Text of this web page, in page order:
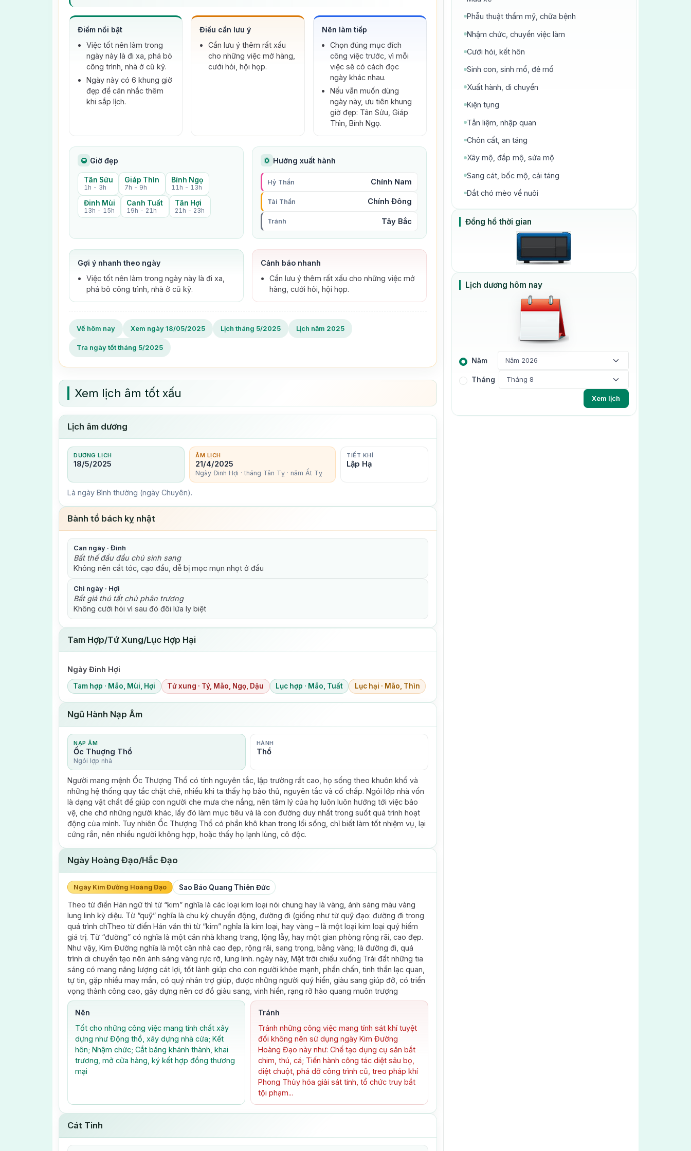
Québec và TP đông dân thứ nhì của
Canada, được thành lập.
Ấn Độ trở thành quốc gia thứ sáu
thành công trong việc thử nghiệm vũ khí
hạt nhân bằng cách cho nổ bom nguyên
Diễn ra cuộc tổng nổi dậy chống lại
quân luật trên toàn quốc đối với Tổng
thống Hàn Quốc Jeon Du-hwan bắt đầu
bằng cuộc biểu tình của sinh viên ở
Gwangju kêu gọi cải cách dân chủ, nhưng
sau cùng bị quân đội Hàn Quốc dẹp tan
khoảng chín ngày sau đó.
Điểm nổi bật
Việc tốt nên làm trong
ngày này là đi xa, phá bỏ
công trình, nhà ở cũ kỹ.
Ngày này có 6 khung giờ
đẹp để cân nhắc thêm
khi sắp lịch.
Điều cần lưu ý
Cần lưu ý thêm rất xấu
cho những việc mở hàng,
cưới hỏi, hội họp.
Nên làm tiếp
Chọn đúng mục đích
công việc trước, vì mỗi
việc sẽ có cách đọc
ngày khác nhau.
Nếu vẫn muốn dùng
ngày này, ưu tiên khung
giờ đẹp: Tân Sửu, Giáp
Thìn, Bính Ngọ.
Giờ đẹp
Tân Sửu
1h - 3h
Giáp Thìn
7h - 9h
Bính Ngọ
11h - 13h
Đinh Mùi
13h - 15h
Canh Tuất
19h - 21h
Tân Hợi
21h - 23h
Hướng xuất hành
Hỷ Thần Chính Nam
Tài Thần Chính Đông
Tránh Tây Bắc
Gợi ý nhanh theo ngày
Việc tốt nên làm trong ngày này là đi xa,
phá bỏ công trình, nhà ở cũ kỹ.
Cảnh báo nhanh
Cần lưu ý thêm rất xấu cho những việc mở
hàng, cưới hỏi, hội họp.
Về hôm nay Xem ngày 18/05/2025 Lịch tháng 5/2025 Lịch năm 2025
Tra ngày tốt tháng 5/2025
Xem lịch âm tốt xấu
Lịch âm dương
DƯƠNG LỊCH
18/5/2025
ÂM LỊCH
21/4/2025
Ngày Đinh Hợi · tháng Tân Tỵ · năm Ất Tỵ
TIẾT KHÍ
Lập Hạ
Là ngày Bình thường (ngày Chuyên).
Bành tổ bách kỵ nhật
Can ngày · Đinh
Bất thế đầu đầu chủ sinh sang
Không nên cắt tóc, cạo đầu, dễ bị mọc mụn nhọt ở đầu
Chi ngày · Hợi
Bất giá thú tất chủ phân trương
Không cưới hỏi vì sau đó đôi lứa ly biệt
Tam Hợp/Tứ Xung/Lục Hợp Hại
Ngày Đinh Hợi
Tam hợp · Mão, Mùi, Hợi Tứ xung · Tý, Mão, Ngọ, Dậu Lục hợp · Mão, Tuất Lục hại · Mão, Thìn
Ngũ Hành Nạp Âm
NẠP ÂM
Ốc Thuợng Thổ
Ngói lợp nhà
HÀNH
Thổ
Người mang mệnh Ốc Thượng Thổ có tính nguyên tắc, lập trường rất cao, họ sống theo khuôn khổ và
những hệ thống quy tắc chặt chẽ, nhiều khi ta thấy họ bảo thủ, nguyên tắc và cố chấp. Ngói lớp nhà vốn
là dạng vật chất để giúp con người che mưa che nắng, nên tâm lý của họ luôn luôn hướng tới việc bảo
vệ, che chở những người khác, lấy đó làm mục tiêu và là con đường duy nhất trong suốt quá trình hoạt
động của mình. Tuy nhiên Ốc Thượng Thổ có phần khô khan trong lối sống, chỉ biết làm tốt nhiệm vụ, lại
cứng rắn, nên nhiều người không hợp, hoặc thấy họ lạnh lùng, cô độc.
Ngày Hoàng Đạo/Hắc Đạo
Ngày Kim Đường Hoàng Đạo Sao Báo Quang Thiên Đức
Theo từ điển Hán ngữ thì từ “kim” nghĩa là các loại kim loại nói chung hay là vàng, ánh sáng màu vàng
lung linh kỳ diệu. Từ “quỹ” nghĩa là chu kỳ chuyển động, đường đi (giống như từ quỹ đạo: đường đi trong
quá trình chTheo từ điển Hán văn thì từ “kim” nghĩa là kim loại, hay vàng – là một loại kim loại quý hiếm
giá trị. Từ “đường” có nghĩa là một căn nhà khang trang, lộng lẫy, hay một gian phòng rộng rãi, cao đẹp.
Như vậy, Kim Đường nghĩa là một căn nhà cao đẹp, rộng rãi, sang trọng, bằng vàng; là đường đi, quá
trình di chuyển tạo nên ánh sáng vàng rực rỡ, lung linh. ngày này, Mặt trời chiếu xuống Trái đất những tia
sáng có mang năng lượng cát lợi, tốt lành giúp cho con người khỏe mạnh, phấn chấn, tinh thần lạc quan,
tự tin, gặp nhiều may mắn, có quý nhân trợ giúp, được những người quý hiển, giàu sang giúp đỡ, có triển
vọng thành công cao, gây dựng nên cơ đồ giàu sang, vinh hiển, rạng rỡ hào quang muôn trượng
Nên
Tốt cho những công việc mang tính chất xây
dựng như Động thổ, xây dựng nhà cửa; Kết
hôn; Nhậm chức; Cắt băng khánh thành, khai
trương, mở cửa hàng, ký kết hợp đồng thương
mại
Tránh
Tránh những công việc mang tính sát khí tuyệt
đối không nên sử dụng ngày Kim Đường
Hoàng Đạo này như: Chế tạo dụng cụ săn bắt
chim, thú, cá; Tiến hành công tác diệt sâu bọ,
diệt chuột, phá dỡ công trình cũ, treo pháp khí
Phong Thủy hóa giải sát tinh, tổ chức truy bắt
tội phạm...
Cát Tinh
Phẫu thuật thẩm mỹ, chữa bệnh
Nhậm chức, chuyển việc làm
Cưới hỏi, kết hôn
Sinh con, sinh mổ, đẻ mổ
Xuất hành, di chuyển
Kiện tụng
Tẫn liệm, nhập quan
Chôn cất, an táng
Xây mộ, đắp mộ, sửa mộ
Sang cát, bốc mộ, cải táng
Dắt chó mèo về nuôi
Đồng hồ thời gian
Lịch dương hôm nay
Năm
Tháng